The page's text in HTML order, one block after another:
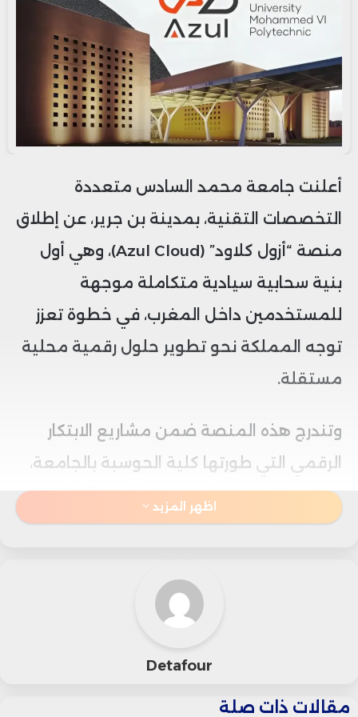
أعلنت جامعة محمد السادس متعددة
التخصصات التقنية، بمدينة بن جرير، عن إطلاق
منصة “أزول كلاود” (Azul Cloud)، وهي أول
بنية سحابية سيادية متكاملة موجهة
للمستخدمين داخل المغرب، في خطوة تعزز
توجه المملكة نحو تطوير حلول رقمية محلية
مستقلة.
وتندرج هذه المنصة ضمن مشاريع الابتكار
الرقمي التي طورتها كلية الحوسبة بالجامعة،
حيث تم تصميمها وتشغيلها اعتمادًا على
خبرات وكفاءات مغربية، بهدف تعزيز سيادة
تتمثل في تأمين واستضافة البيانات داخل
المغرب، وتمكين المستخدمين من الاحتفاظ
اظهر المزيد
Detafour
مقالات ذات صلة